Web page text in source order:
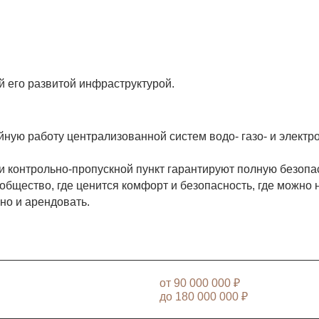
его развитой инфраструктурой.
работу централизованной систем водо- газо- и
пропускной пункт гарантируют полную
где ценится комфорт и безопасность, где
и арендовать.
от 90 000 000 ₽
до 180 000 000 ₽